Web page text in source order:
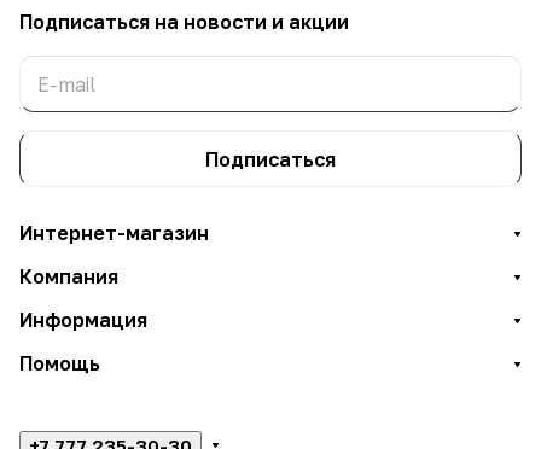
Подписаться на новости и акции
Подписаться
Интернет-магазин
Компания
Информация
Помощь